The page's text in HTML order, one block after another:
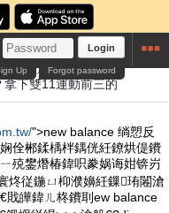
Login
Forgot password
Up
拿
だ
下
した
雙
そう
11運動
うんどう
前
まえ
三
さん
的
てき
">new balance 绱愬反
佺郴鍒楀柈鍝侊紝鐐烘偍鐨
殑鐢熸椿鍏呮豢娲诲姏锛岃
炵従鍦ㄩ枊濮嬶紝鏁珛闂滄
戝皣鍏ㄦ柊鐨刵ew balance